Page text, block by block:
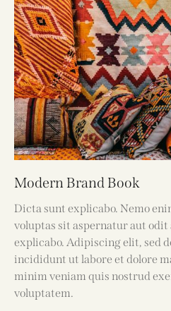
Modern Brand Book
Dicta sunt explicabo. Nemo
voluptas sit aspernatur aut
explicabo. Adipiscing elit, sed
incididunt ut labore et dolore
minim veniam quis nostrud
voluptatem.